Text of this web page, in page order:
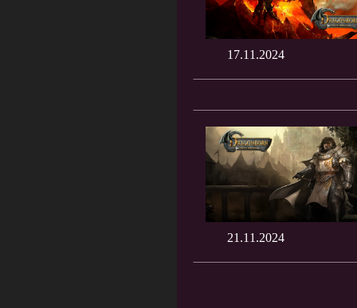
17.11.2024
21.11.2024